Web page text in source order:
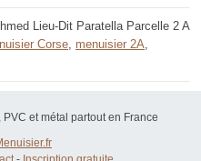
Lieu-Dit Paratella Parcelle 2 A
Corse menuisier 2A
et métal partout en France